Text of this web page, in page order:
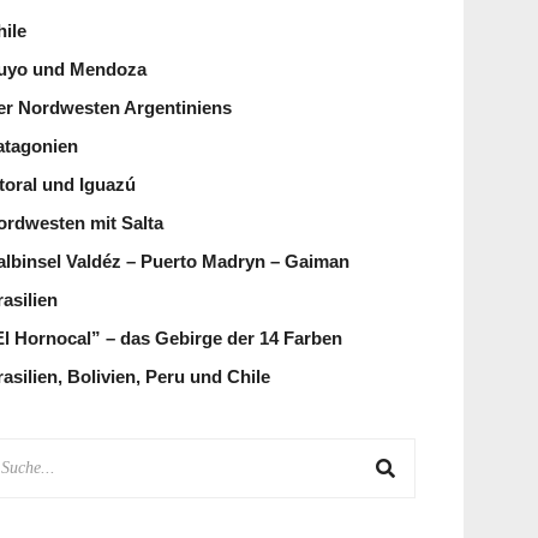
und Mendoza
Nordwesten Argentiniens
und Iguazú
mit Salta
Valdéz – Puerto Madryn – Gaiman
Hornocal” – das Gebirge der 14 Farben
Bolivien, Peru und Chile